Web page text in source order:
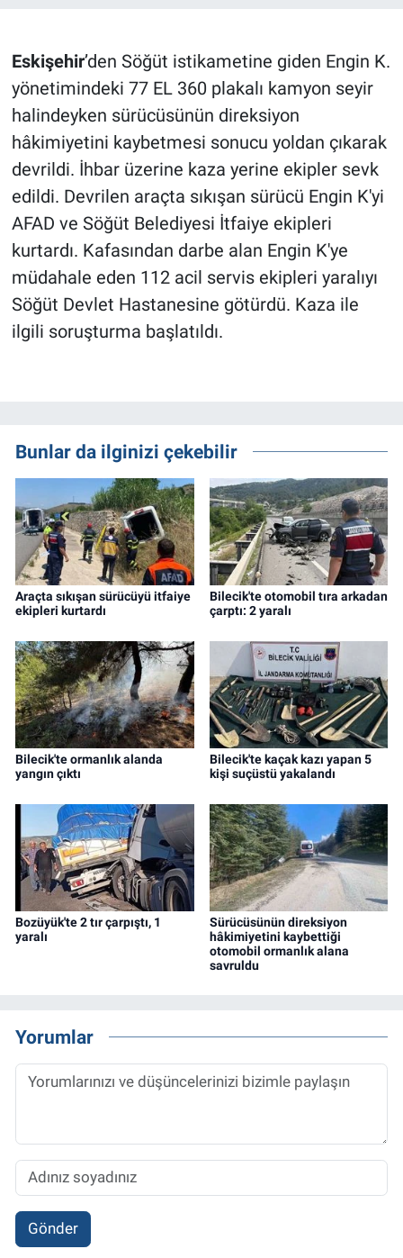
Eskişehir’den Söğüt istikametine giden Engin K.
yönetimindeki 77 EL 360 plakalı kamyon seyir
halindeyken sürücüsünün direksiyon
hâkimiyetini kaybetmesi sonucu yoldan çıkarak
devrildi. İhbar üzerine kaza yerine ekipler sevk
edildi. Devrilen araçta sıkışan sürücü Engin K'yi
AFAD ve Söğüt Belediyesi İtfaiye ekipleri
kurtardı. Kafasından darbe alan Engin K'ye
müdahale eden 112 acil servis ekipleri yaralıyı
Söğüt Devlet Hastanesine götürdü. Kaza ile
ilgili soruşturma başlatıldı.
Bunlar da ilginizi çekebilir
Araçta sıkışan sürücüyü itfaiye
ekipleri kurtardı
Bilecik'te otomobil tıra arkadan
çarptı: 2 yaralı
Bilecik'te ormanlık alanda
yangın çıktı
Bilecik'te kaçak kazı yapan 5
kişi suçüstü yakalandı
Bozüyük'te 2 tır çarpıştı, 1
yaralı
Sürücüsünün direksiyon
hâkimiyetini kaybettiği
otomobil ormanlık alana
savruldu
Yorumlar
Gönder
Magazin
Bilim ve Teknoloji